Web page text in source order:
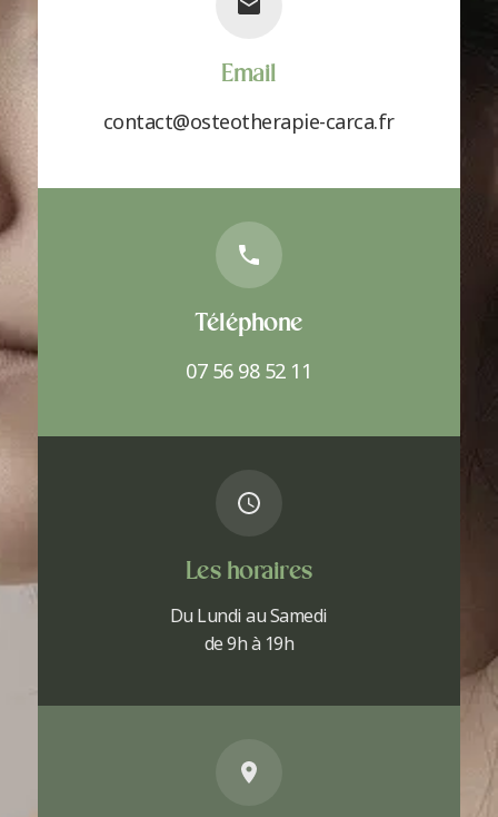
Email
contact@osteotherapie-carca.fr
Téléphone
07 56 98 52 11
Les horaires
Du Lundi au Samedi
de 9h à 19h